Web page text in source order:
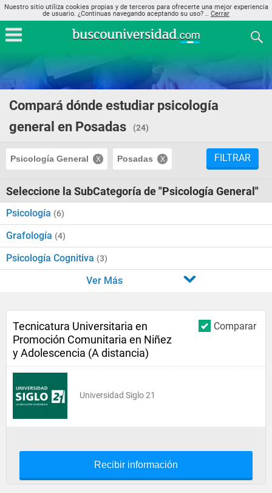
Nuestro sitio utiliza cookies propias y de terceros para ofrecerte una mejor experiencia
de usuario. ¿Continuas navegando aceptando su uso? .. Cerrar
Compará dónde estudiar psicología
general en Posadas
(24)
Psicología General Posadas FILTRAR
Seleccione la SubCategoría de "Psicología General"
Psicología (6)
Grafología (4)
Psicología Cognitiva (3)
Ver Más
Comparar
Tecnicatura Universitaria en
Promoción Comunitaria en Niñez
y Adolescencia (A distancia)
Universidad Siglo 21
Recibir información